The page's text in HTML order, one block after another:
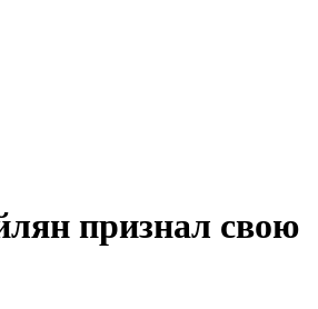
признал свою